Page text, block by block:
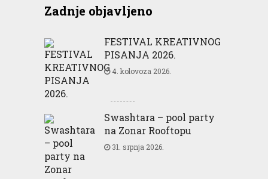
Zadnje objavljeno
FESTIVAL KREATIVNOG
PISANJA 2026.
4. kolovoza 2026.
Swashtara – pool party
na Zonar Rooftopu
31. srpnja 2026.